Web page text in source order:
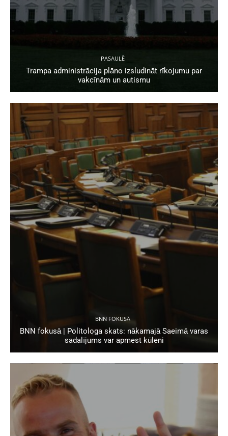
PASAULĒ
Trampa administrācija plāno izsludināt rīkojumu par
vakcīnām un autismu
BNN FOKUSĀ
BNN fokusā | Politologa skats: nākamajā Saeimā varas
sadalījums var apmest kūleni